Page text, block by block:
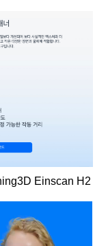
Einscan H2